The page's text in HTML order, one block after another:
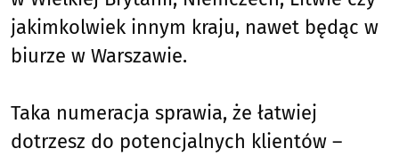
jakimkolwiek innym kraju, nawet będąc w
biurze w Warszawie.
Taka numeracja sprawia, że łatwiej
dotrzesz do potencjalnych klientów –